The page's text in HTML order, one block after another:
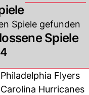
Spiele gefunden
Spiele
Philadelphia Flyers
Carolina Hurricanes